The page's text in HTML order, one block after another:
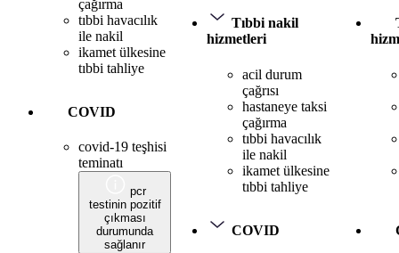
çağırma
tıbbi havacılık
ile nakil
ikamet ülkesine
tıbbi tahliye
COVID
covid-19 teşhisi
teminatı
pcr
testinin pozitif
çıkması
durumunda
sağlanır
Tıbbi nakil
hizmetleri
acil durum
çağrısı
hastaneye taksi
çağırma
tıbbi havacılık
ile nakil
ikamet ülkesine
tıbbi tahliye
COVID